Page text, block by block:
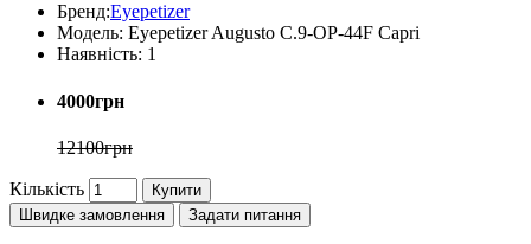
Бренд:Eyepetizer
Модель: Eyepetizer Augusto C.9-OP-44F Capri
Наявність: 1
4000грн
12100грн
Кількість
Купити
Швидке замовлення
Задати питання